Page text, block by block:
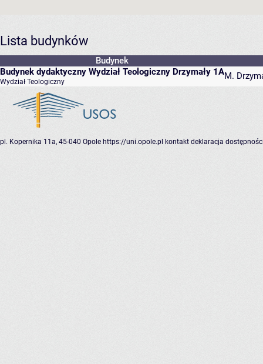
Lista budynków
Budynek
Budynek dydaktyczny Wydział Teologiczny Drzymały 1A
Wydział Teologiczny
M.
pl. Kopernika 11a, 45-040 Opole https://uni.opole.pl kontakt deklaracja